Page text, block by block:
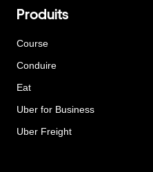
Produits
Course
Conduire
Eat
Uber for Business
Uber Freight